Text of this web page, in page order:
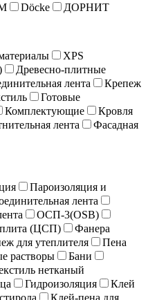
Döcke
ДОРНИТ
XPS
Древесно-плитные
лента
Крепеж
Готовые
Комплектующие
Кровля
лента
Фасадная
Пароизоляция и
лента
ОСП-3(OSB)
плита (ЦСП)
Фанера
для утеплителя
Пена
растворы
Бани
нетканый
Гидроизоляция
Клей
Клей-пена для